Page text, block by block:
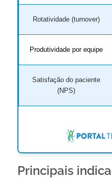
Rotatividade (turnover)
Produtividade por equipe
Satisfação do paciente
(NPS)
Principais